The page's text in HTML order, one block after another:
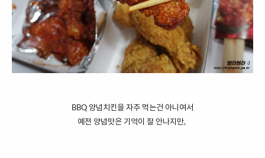
BBQ 양념치킨을 자주 먹는건 아니여서
예전 양념맛은 기억이 잘 안나지만,